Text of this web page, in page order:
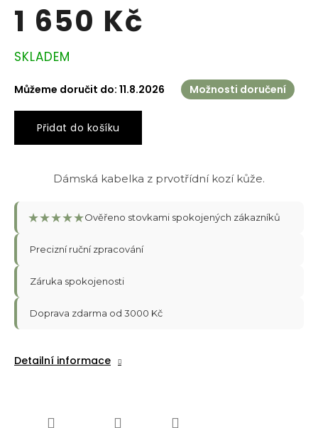
1 650 Kč
Měrná
cena:
SKLADEM
Můžeme doručit do: 11.8.2026 Možnosti doručení
Přidat do košíku
Dámská kabelka z prvotřídní kozí kůže.
★★★★★Ověřeno stovkami spokojených zákazníků
Precizní ruční zpracování
Záruka spokojenosti
Doprava zdarma od 3000 Kč
Detailní informace